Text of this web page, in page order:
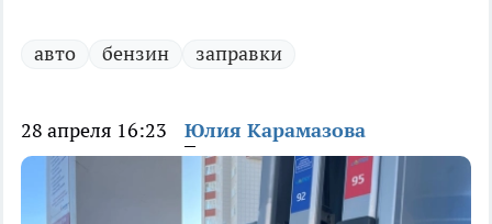
авто бензин заправки
28 апреля 16:23 Юлия Карамазова